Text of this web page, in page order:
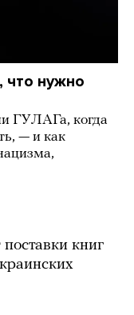
что нужно
ГУЛАГа, когда
— и как
книг